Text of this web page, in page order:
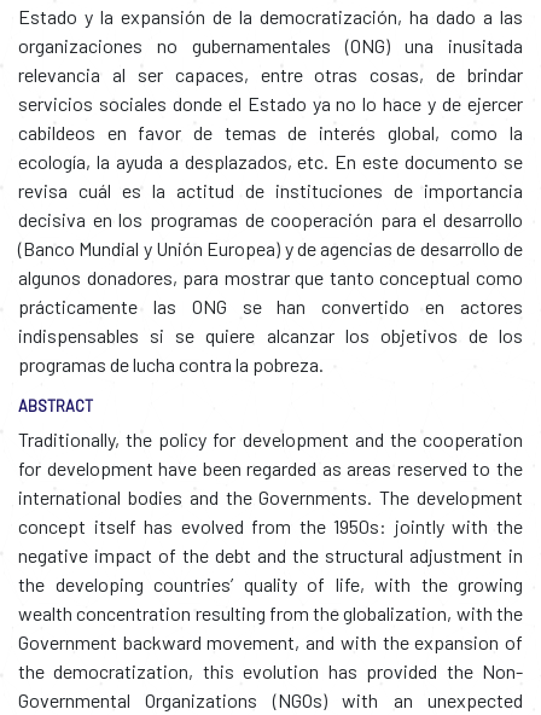
Estado y la expansión de la democratización, ha dado a las
organizaciones no gubernamentales (ONG) una inusitada
relevancia al ser capaces, entre otras cosas, de brindar
servicios sociales donde el Estado ya no lo hace y de ejercer
cabildeos en favor de temas de interés global, como la
ecología, la ayuda a desplazados, etc. En este documento se
revisa cuál es la actitud de instituciones de importancia
decisiva en los programas de cooperación para el desarrollo
(Banco Mundial y Unión Europea) y de agencias de desarrollo de
algunos donadores, para mostrar que tanto conceptual como
prácticamente las ONG se han convertido en actores
indispensables si se quiere alcanzar los objetivos de los
programas de lucha contra la pobreza.
ABSTRACT
Traditionally, the policy for development and the cooperation
for development have been regarded as areas reserved to the
international bodies and the Governments. The development
concept itself has evolved from the 1950s: jointly with the
negative impact of the debt and the structural adjustment in
the developing countries’ quality of life, with the growing
wealth concentration resulting from the globalization, with the
Government backward movement, and with the expansion of
the democratization, this evolution has provided the Non-
Governmental Organizations (NGOs) with an unexpected